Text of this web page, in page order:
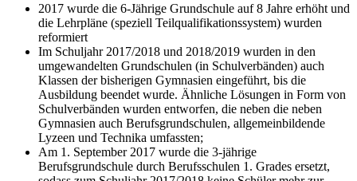
2017 wurde die 6-Jährige Grundschule auf 8 Jahre erhöht und
die Lehrpläne (speziell Teilqualifikationssystem) wurden
reformiert
Im Schuljahr 2017/2018 und 2018/2019 wurden in den
umgewandelten Grundschulen (in Schulverbänden) auch
Klassen der bisherigen Gymnasien eingeführt, bis die
Ausbildung beendet wurde. Ähnliche Lösungen in Form von
Schulverbänden wurden entworfen, die neben die neben
Gymnasien auch Berufsgrundschulen, allgemeinbildende
Lyzeen und Technika umfassten;
Am 1. September 2017 wurde die 3-jährige
Berufsgrundschule durch Berufsschulen 1. Grades ersetzt,